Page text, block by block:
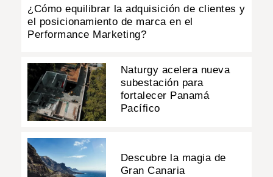
¿Cómo equilibrar la adquisición de clientes y
el posicionamiento de marca en el
Performance Marketing?
Naturgy acelera nueva
subestación para
fortalecer Panamá
Pacífico
Descubre la magia de
Gran Canaria